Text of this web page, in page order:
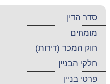
סדר הדין
מומחים
חוק המכר (דירות)
חלקי הבניין
פרטי בניין